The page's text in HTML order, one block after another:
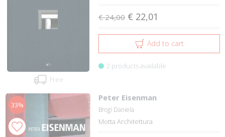
Free
€ 24,00 € 22,01
Add to cart
2 products available
33%
Peter Eisenman
Brogi Daniela
Motta Architettura